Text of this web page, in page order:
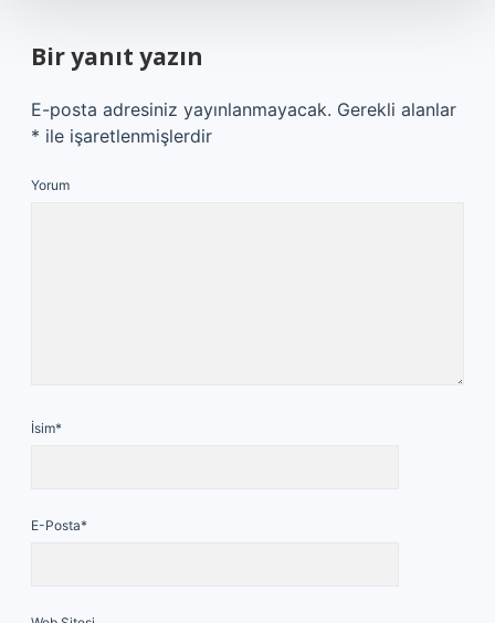
Bir yanıt yazın
E-posta adresiniz yayınlanmayacak. Gerekli alanlar
* ile işaretlenmişlerdir
Yorum
İsim*
E-Posta*